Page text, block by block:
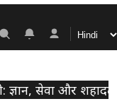
ज्ञान, सेवा और